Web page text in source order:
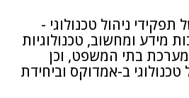
ניהול טכנולוגי -
מידע ומחשוב, טכנולוגיות
בתי המשפט, וכן
טכנולוגי ב-אמדוקס וביחידת